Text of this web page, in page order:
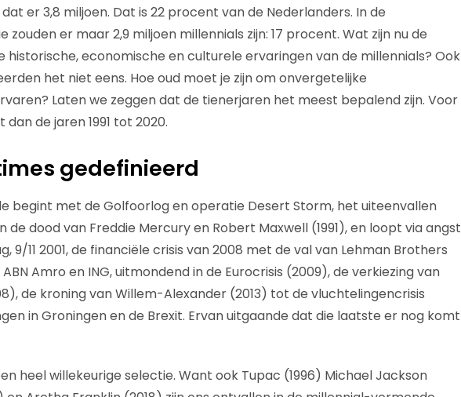
dat er 3,8 miljoen. Dat is 22 procent van de Nederlanders. In de
zouden er maar 2,9 miljoen millennials zijn: 17 procent. Wat zijn nu de
historische, economische en culturele ervaringen van de millennials? Ook
het niet eens. Hoe oud moet je zijn om onvergetelijke
Laten we zeggen dat de tienerjaren het meest bepalend zijn. Voor
de jaren 1991 tot 2020.
gedefinieerd
begint met de Golfoorlog en operatie Desert Storm, het uiteenvallen
de dood van Freddie Mercury en Robert Maxwell (1991), en loopt via angst
9/11 2001, de financiële crisis van 2008 met de val van Lehman Brothers
Amro en ING, uitmondend in de Eurocrisis (2009), de verkiezing van
de kroning van Willem-Alexander (2013) tot de vluchtelingencrisis
in Groningen en de Brexit. Ervan uitgaande dat die laatste er nog komt
heel willekeurige selectie. Want ook Tupac (1996) Michael Jackson